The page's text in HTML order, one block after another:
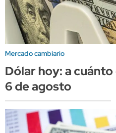
Mercado cambiario
Dólar hoy: a
6 de agosto